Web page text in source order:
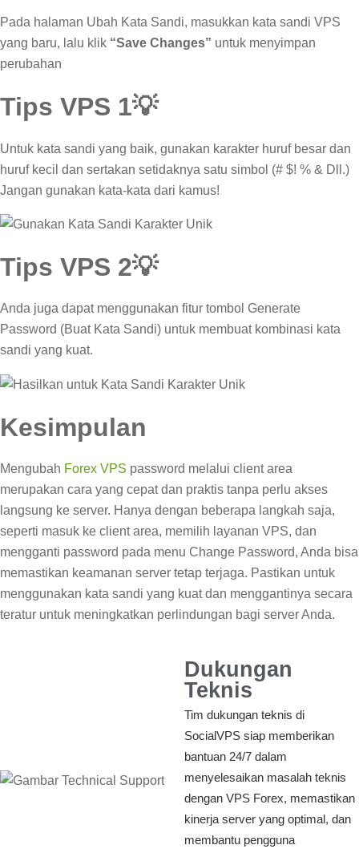
Pada halaman Ubah Kata Sandi, masukkan kata sandi VPS
yang baru, lalu klik “Save Changes” untuk menyimpan
perubahan
Tips VPS 1💡
Untuk kata sandi yang baik, gunakan karakter huruf besar dan
huruf kecil dan sertakan setidaknya satu simbol (# $! % & Dll.)
Jangan gunakan kata-kata dari kamus!
Tips VPS 2💡
Anda juga dapat menggunakan fitur tombol Generate
Password (Buat Kata Sandi) untuk membuat kombinasi kata
sandi yang kuat.
Kesimpulan
Mengubah Forex VPS password melalui client area
merupakan cara yang cepat dan praktis tanpa perlu akses
langsung ke server. Hanya dengan beberapa langkah saja,
seperti masuk ke client area, memilih layanan VPS, dan
mengganti password pada menu Change Password, Anda bisa
memastikan keamanan server tetap terjaga. Pastikan untuk
menggunakan kata sandi yang kuat dan menggantinya secara
teratur untuk meningkatkan perlindungan bagi server Anda.
Dukungan
Teknis
Tim dukungan teknis di
SocialVPS siap memberikan
bantuan 24/7 dalam
menyelesaikan masalah teknis
dengan VPS Forex, memastikan
kinerja server yang optimal, dan
membantu pengguna